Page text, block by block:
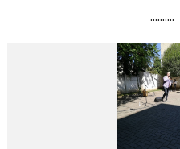
……….